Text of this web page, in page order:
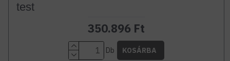
test
350.896 Ft
Db KOSÁRBA